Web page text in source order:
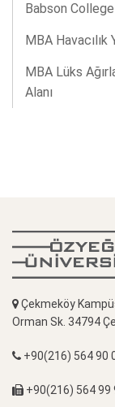
Babson
MBA Havacılık
MBA Lüks
Alanı
Çekmeköy
Orman Sk. 34794
+90(216) 564 90
+90(216) 564 99